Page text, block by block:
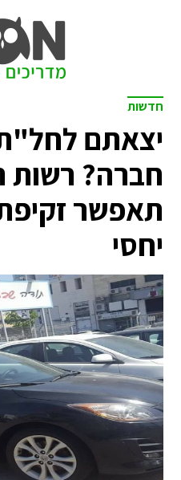
חדשות
יצאתם
חברה? רשות
תאפשר
יחסי